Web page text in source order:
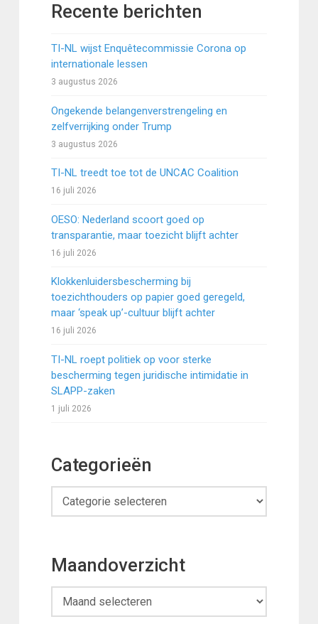
Recente berichten
TI-NL wijst Enquêtecommissie Corona op
internationale lessen
3 augustus 2026
Ongekende belangenverstrengeling en
zelfverrijking onder Trump
3 augustus 2026
TI-NL treedt toe tot de UNCAC Coalition
16 juli 2026
OESO: Nederland scoort goed op
transparantie, maar toezicht blijft achter
16 juli 2026
Klokkenluidersbescherming bij
toezichthouders op papier goed geregeld,
maar ‘speak up’-cultuur blijft achter
16 juli 2026
TI-NL roept politiek op voor sterke
bescherming tegen juridische intimidatie in
SLAPP-zaken
1 juli 2026
Categorieën
Categorieën
Maandoverzicht
Maandoverzicht